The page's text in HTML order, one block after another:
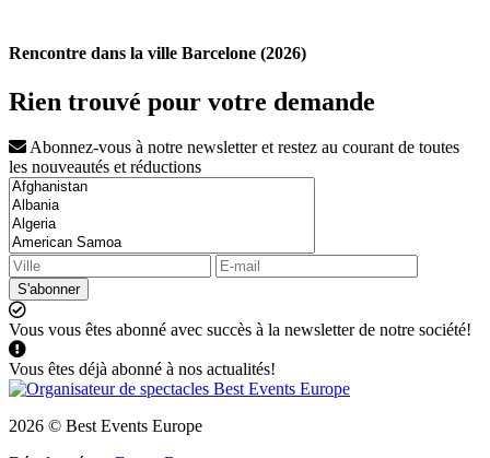
Rencontre dans la ville Barcelone (2026)
Rien trouvé pour votre demande
Abonnez-vous à notre newsletter et restez au courant de toutes
les nouveautés et réductions
S'abonner
Vous vous êtes abonné avec succès à la newsletter de notre société!
Vous êtes déjà abonné à nos actualités!
2026 © Best Events Europe